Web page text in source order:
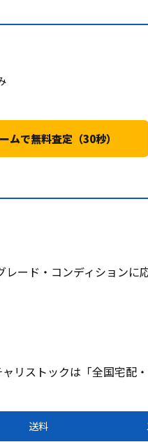
ムで無料査定（30秒）
ード・コンディションに
リストックは「全国宅配
送料